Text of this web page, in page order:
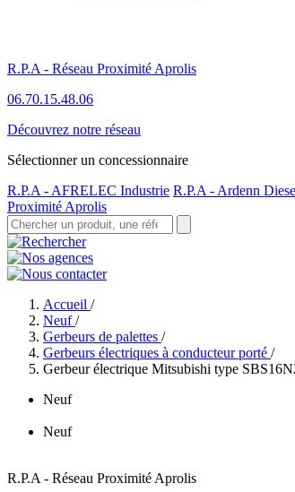
R.P.A - Réseau Proximité Aprolis
06.70.15.48.06
Découvrez notre réseau
Sélectionner un concessionnaire
R.P.A - AFRELEC Industrie R.P.A - Ardenn
Proximité Aprolis
Accueil /
Neuf/
Gerbeurs de palettes /
Gerbeurs électriques à conducteur porté /
Gerbeur électrique Mitsubishi type
Neuf
Neuf
R.P.A - Réseau Proximité Aprolis